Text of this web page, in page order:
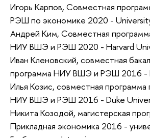
Игорь Карпов, Совместная
РЭШ по экономике 2020 -
Андрей Ким, Совместная
НИУ ВШЭ и РЭШ 2020 - Harvard
Иван Кленовский, совместная
программа НИУ ВШЭ и РЭШ 2016 -
Илья Козис, совместная
НИУ ВШЭ и РЭШ 2016 - Duke
Никита Козодой, магистерская
Прикладная экономика 2016 -